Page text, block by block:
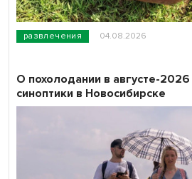
развлечения 04.08.2026
О похолодании в августе-2026
синоптики в Новосибирске